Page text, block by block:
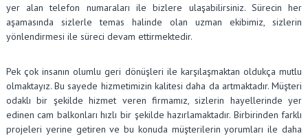
yer alan telefon numaraları ile bizlere ulaşabilirsiniz. Sürecin her
aşamasında sizlerle temas halinde olan uzman ekibimiz, sizlerin
yönlendirmesi ile süreci devam ettirmektedir.
Pek çok insanın olumlu geri dönüşleri ile karşılaşmaktan oldukça mutlu
olmaktayız. Bu sayede hizmetimizin kalitesi daha da artmaktadır. Müşteri
odaklı bir şekilde hizmet veren firmamız, sizlerin hayellerinde yer
edinen cam balkonları hızlı bir şekilde hazırlamaktadır. Birbirinden farklı
projeleri yerine getiren ve bu konuda müşterilerin yorumları ile daha